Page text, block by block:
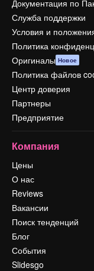
Документация по
Служба поддержки
Условия и
Политика
Оригиналы Новое
Политика файлов
Центр доверия
Партнеры
Предприятие
Компания
Цены
О нас
Reviews
Вакансии
Поиск тенденций
Блог
События
Slidesgo